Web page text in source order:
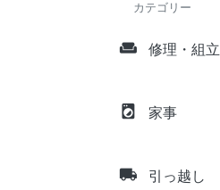
カテゴリー
weekend 修理・組立
local_laundry_service 家事
local_shipping 引っ越し